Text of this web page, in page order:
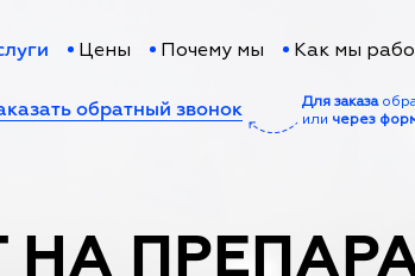
Цены Почему мы Как мы
обратный звонок Для заказа
или через
НА